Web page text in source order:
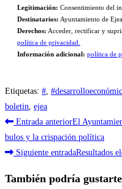
Legitimación: Consentimiento del
Destinatarios: Ayuntamiento de
Derechos: Acceder, rectificar y
política de privacidad.
Información adicional: política de
Etiquetas: #
boletin ejea
Leer
más
artículos
Entrada anteriorEl
bulos y la crispación política
Siguiente entradaResultados
También podría gustarte